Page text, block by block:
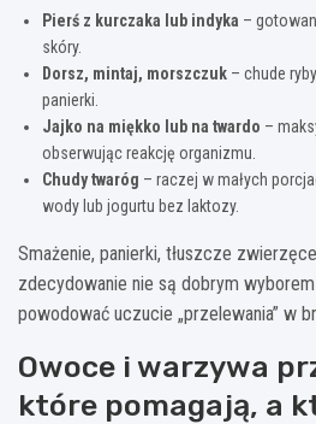
Pierś z kurczaka lub indyka –
skóry.
Dorsz, mintaj, morszczuk – chude
panierki.
Jajko na miękko lub na twardo –
obserwując reakcję organizmu.
Chudy twaróg – raczej w małych
wody lub jogurtu bez laktozy.
Smażenie, panierki, tłuszcze
zdecydowanie nie są dobrym
powodować uczucie „przelewania” w
Owoce i warzywa
które pomagają, a